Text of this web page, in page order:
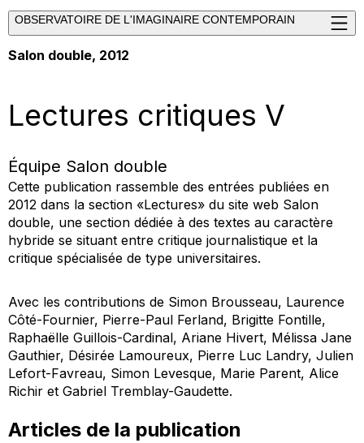
OBSERVATOIRE DE L'IMAGINAIRE CONTEMPORAIN
Salon double, 2012
Lectures critiques V
Équipe Salon double
Cette publication rassemble des entrées publiées en
2012 dans la section «Lectures» du site web Salon
double, une section dédiée à des textes au caractère
hybride se situant entre critique journalistique et la
critique spécialisée de type universitaires.
Avec les contributions de Simon Brousseau, Laurence
Côté-Fournier, Pierre-Paul Ferland, Brigitte Fontille,
Raphaëlle Guillois-Cardinal, Ariane Hivert, Mélissa Jane
Gauthier, Désirée Lamoureux, Pierre Luc Landry, Julien
Lefort-Favreau, Simon Levesque, Marie Parent, Alice
Richir et Gabriel Tremblay-Gaudette.
Articles de la publication